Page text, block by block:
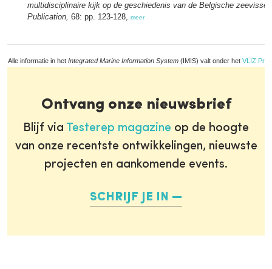
multidisciplinaire kijk op de geschiedenis van de Belgische
Publication, 68: pp. 123-128, meer
Alle informatie in het Integrated Marine Information System (IMIS) valt onder het VLIZ
Ontvang onze nieuwsbrief
Blijf via Testerep magazine op de hoogte
van onze recentste ontwikkelingen, nieuwste
projecten en aankomende events.
SCHRIJF JE IN